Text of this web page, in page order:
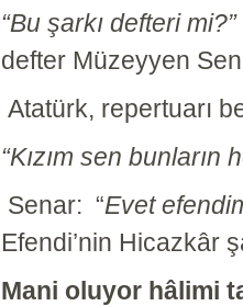
“Bu şarkı defteri mi?”
defter Müzeyyen
Atatürk, repertuarı
“Kızım sen
Senar: “Evet
Efendi’nin Hicazkâr
Mani oluyor hâlimi